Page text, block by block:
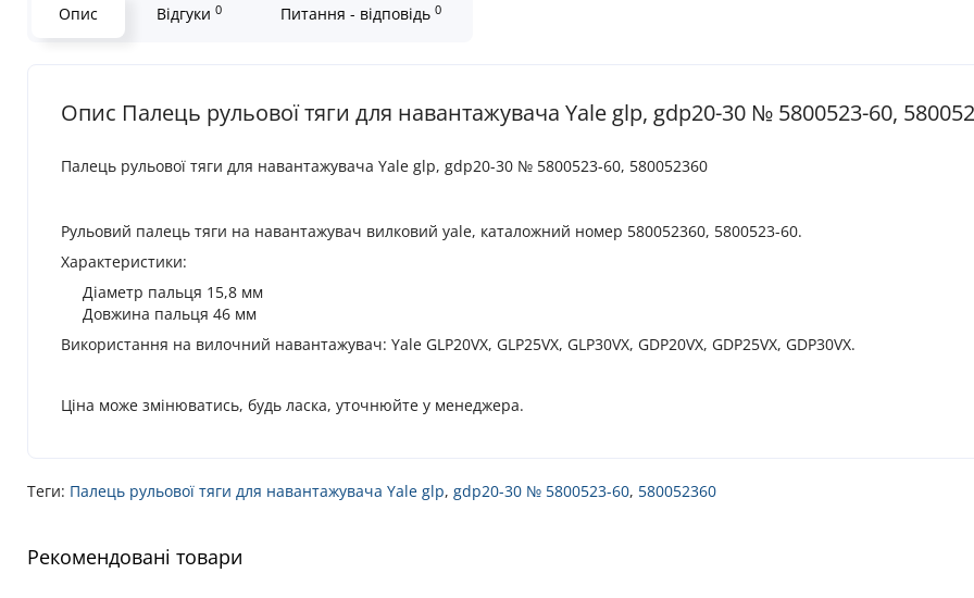
Опис Відгуки 0 Питання - відповідь 0
Опис Палець рульової тяги для навантажувача Yale glp, gdp20-30 № 5800523-60,
Палець рульової тяги для навантажувача Yale glp, gdp20-30 № 5800523-60, 580052360
Рульовий палець тяги на навантажувач вилковий yale, каталожний номер 580052360, 5800523-60.
Характеристики:
Діаметр пальця 15,8 мм
Довжина пальця 46 мм
Використання на вилочний навантажувач: Yale GLP20VX, GLP25VX, GLP30VX, GDP20VX, GDP25VX, GDP30VX.
Ціна може змінюватись, будь ласка, уточнюйте у менеджера.
Теги: Палець рульової тяги для навантажувача Yale glp, gdp20-30 № 5800523-60, 580052360
Рекомендовані товари